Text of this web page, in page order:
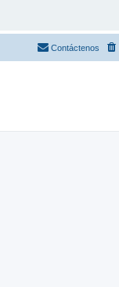
Contáctenos